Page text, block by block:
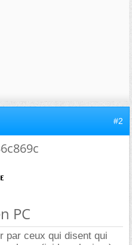
#2
PC
par ceux qui disent qui